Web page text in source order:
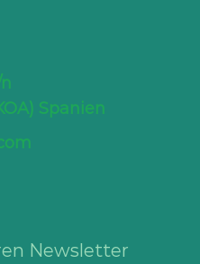
Spanien
Newsletter